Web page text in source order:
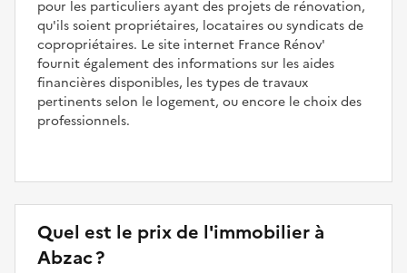
pour les particuliers ayant des projets de rénovation,
qu'ils soient propriétaires, locataires ou syndicats de
copropriétaires. Le site internet France Rénov'
fournit également des informations sur les aides
financières disponibles, les types de travaux
pertinents selon le logement, ou encore le choix des
professionnels.
Quel est le prix de l'immobilier à
Abzac ?